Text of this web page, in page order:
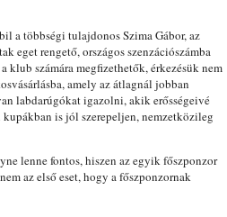
a többségi tulajdonos Szima Gábor, az
eget rengető, országos szenzációszámba
számára megfizethetők, érkezésük nem
amely az átlagnál jobban
labdarúgókat igazolni, akik erősségeivé
is jól szerepeljen, nemzetközileg
lenne fontos, hiszen az egyik főszponzor
az első eset, hogy a főszponzornak